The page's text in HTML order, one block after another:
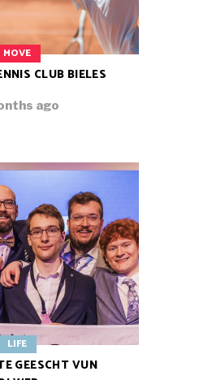
MOVE
CLUB BIELES
ago
LIFE
GEESCHT VUN